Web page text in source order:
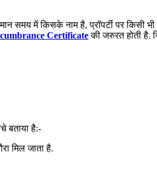
समय में किसके नाम है, प्रॉपर्टी पर
Certificate की जरुरत होती है.
बताया है:-
मिल जाता है.